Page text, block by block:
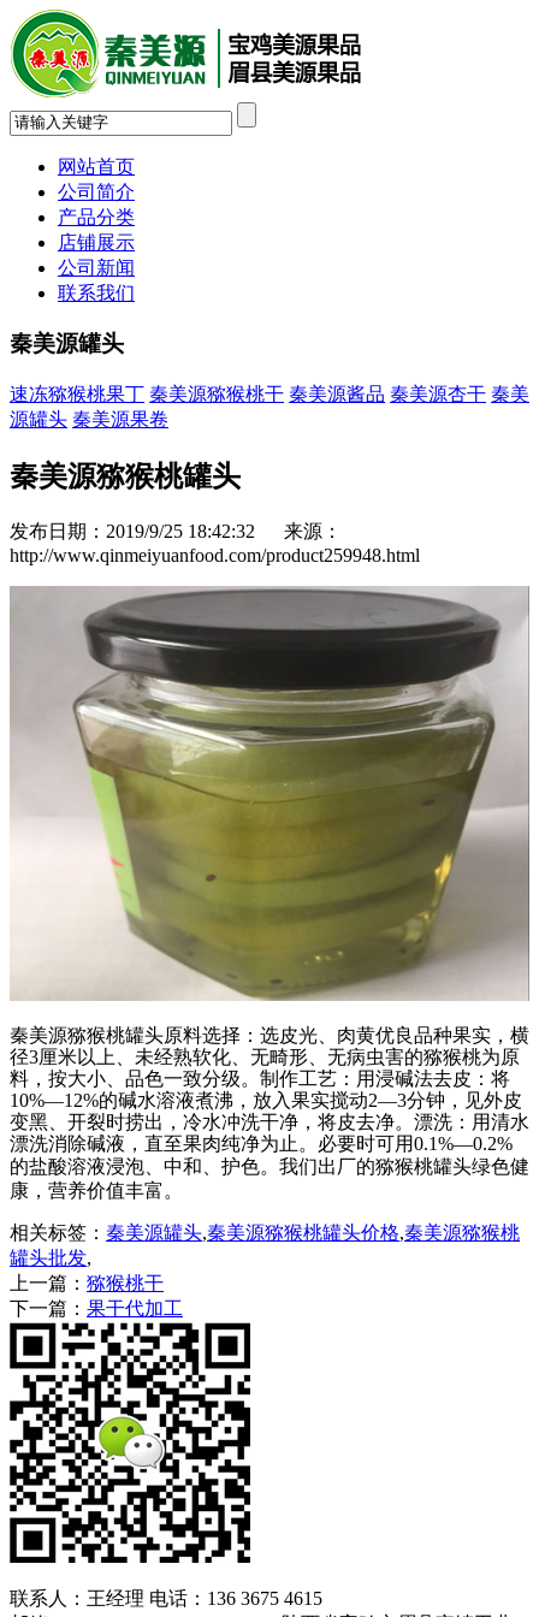
网站首页
公司简介
产品分类
店铺展示
公司新闻
联系我们
秦美源罐头
速冻猕猴桃果丁 秦美源猕猴桃干 秦美源酱品 秦美源杏干 秦美
源罐头 秦美源果卷
秦美源猕猴桃罐头
发布日期：2019/9/25 18:42:32 来源：
http://www.qinmeiyuanfood.com/product259948.html
秦美源猕猴桃罐头原料选择：选皮光、肉黄优良品种果实，横
径3厘米以上、未经熟软化、无畸形、无病虫害的猕猴桃为原
料，按大小、品色一致分级。制作工艺：用浸碱法去皮：将
10%—12%的碱水溶液煮沸，放入果实搅动2—3分钟，见外皮
变黑、开裂时捞出，冷水冲洗干净，将皮去净。漂洗：用清水
漂洗消除碱液，直至果肉纯净为止。必要时可用0.1%—0.2%
的盐酸溶液浸泡、 中和、护色。 我们出厂的猕猴桃罐头绿色健
康，营养价值丰富。
相关标签： 秦美源罐头,秦美源猕猴桃罐头价格,秦美源猕猴桃
罐头批发,
上一篇： 猕猴桃干
下一篇： 果干代加工
联系人：王经理 电话：136 3675 4615